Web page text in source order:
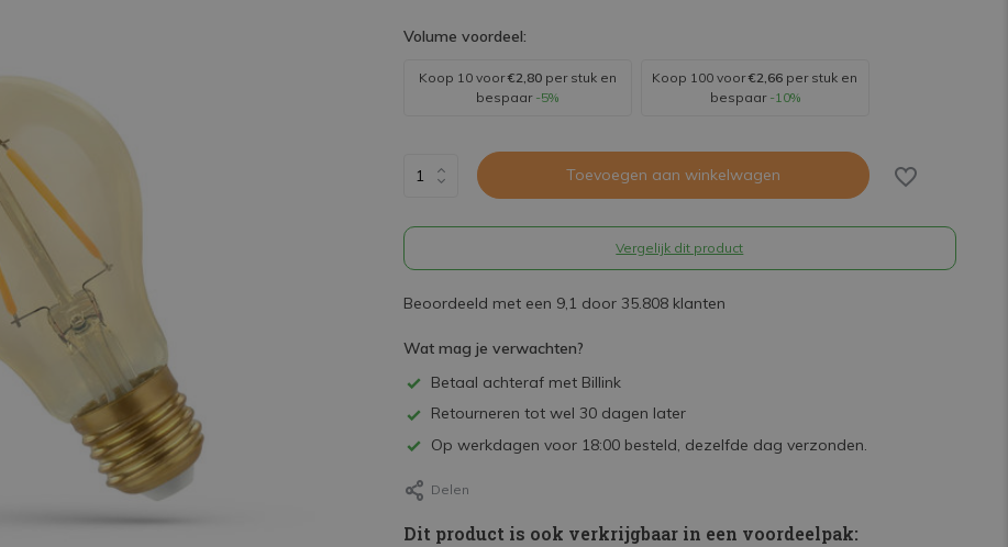
Volume voordeel:
Koop 10 voor€2,80per stuk en
bespaar -5%
Koop 100 voor€2,66 per stuk en
bespaar -10%
Toevoegen aan winkelwagen
Vergelijk dit product
Beoordeeld met een 9,1 door 35.808 klanten
Wat mag je verwachten?
Betaal achteraf met Billink
Retourneren tot wel 30 dagen later
Op werkdagen voor 18:00 besteld, dezelfde dag verzonden.
Delen
Dit product is ook verkrijgbaar in een voordeelpak: